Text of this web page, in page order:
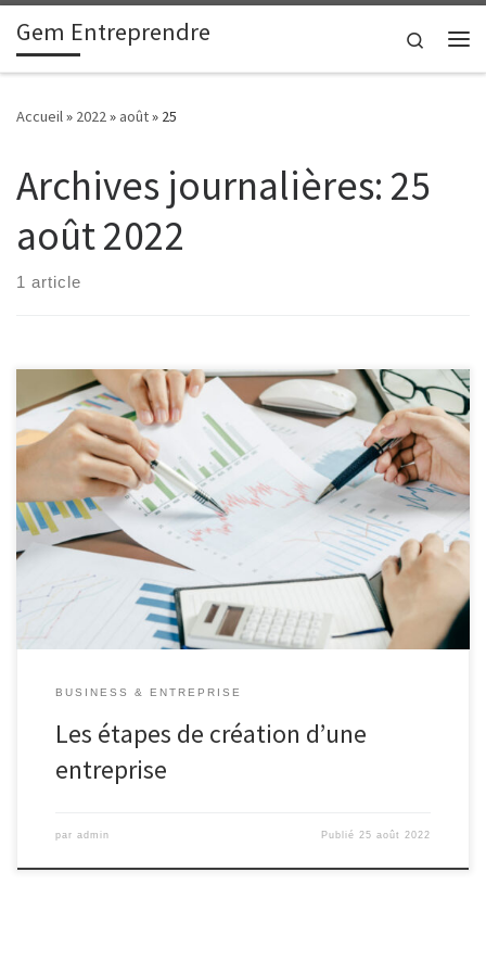
Passer au contenu
Gem Entreprendre
Search
Accueil» 2022» août» 25
Archives journalières: 25
août 2022
1 article
La création d’une entreprise nécessite de suivre des étapes
précises. Si vous avez une idée révolutionnaire et que vous
souhaitez la commercialiser, découvrez dans cet article, le
processus de création d’une start-up.
BUSINESS & ENTREPRISE
Les étapes de création d’une
entreprise
par admin Publié 25 août 2022